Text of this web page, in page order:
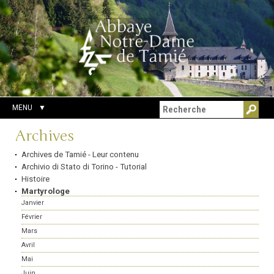
Aller
au
contenu.
|
Aller
à
la
navigation
Outils
personnels
Chercher par
Recherche
avancée…
MENU
Navigation
Archives
Archives de Tamié - Leur contenu
Archivio di Stato di Torino - Tutorial
Histoire
Martyrologe
Janvier
Février
Mars
Avril
Mai